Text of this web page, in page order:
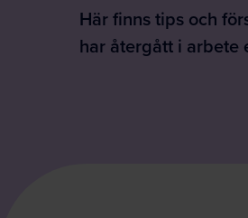
Här finns tips och
har återgått i arbete